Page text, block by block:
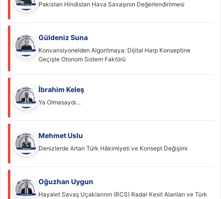
Pakistan Hindistan Hava Savaşının Değerlendirilmesi
Güldeniz Suna
Konvansiyonelden Algoritmaya: Dijital Harp Konseptine
Geçişte Otonom Sistem Faktörü
İbrahim Keleş
Ya Olmasaydı…
Mehmet Uslu
Denizlerde Artan Türk Hâkimiyeti ve Konsept Değişimi
Oğuzhan Uygun
Hayalet Savaş Uçaklarının (RCS) Radar Kesit Alanları ve Türk